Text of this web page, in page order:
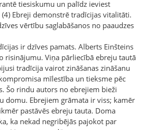
tiesiskumu un palīdz ieviest
Ebreji demonstrē tradīcijas vitalitāti.
vērtību saglabāšanos no paaudzes
ir dzīves pamats. Alberts Einšteins
risinājumu. Viņa pārliecībā ebreju tautā
tradīcija vairot zināšanas zināšanu
mīlestība un tieksme pēc
Šo rindu autors no ebrejiem bieži
domu. Ebrejiem grāmata ir viss; kamēr
pastāvēs ebreju tauta. Doma
ka nekad negribējās pajokot par